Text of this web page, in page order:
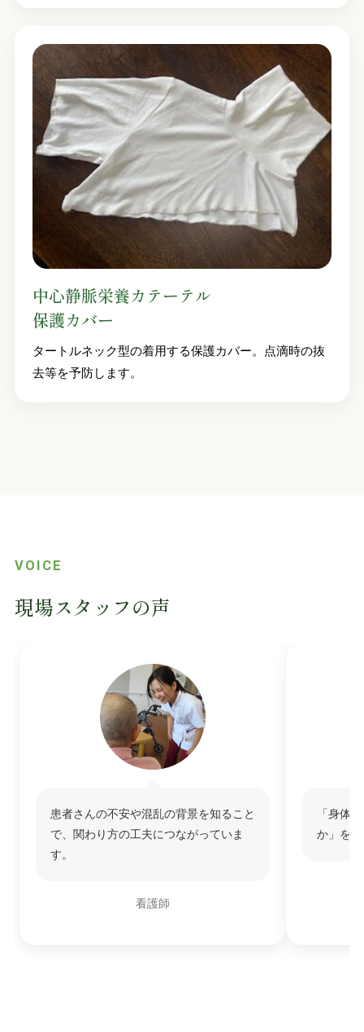
中心静脈栄養カテーテル
保護カバー
タートルネック型の着用する保護カバー。点滴時の抜
去等を予防します。
VOICE
現場スタッフの声
患者さんの不安や混乱の背景を知ること
で、関わり方の工夫につながっていま
す。
看護師
「身体
か」を